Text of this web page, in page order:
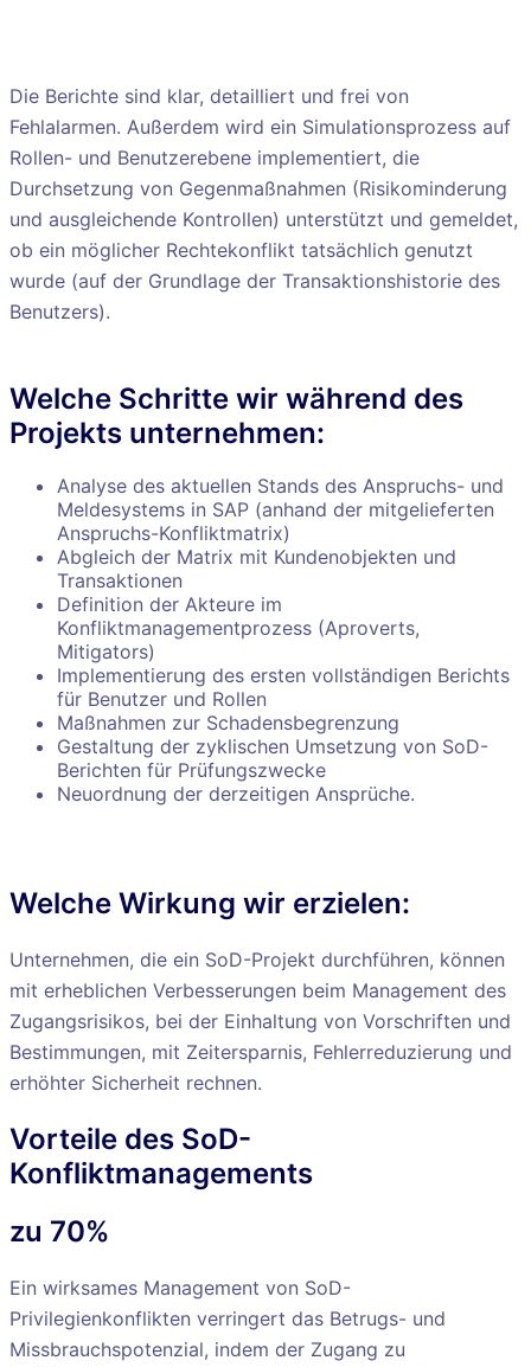
Die Berichte sind klar, detailliert und frei von
Fehlalarmen. Außerdem wird ein Simulationsprozess auf
Rollen- und Benutzerebene implementiert, die
Durchsetzung von Gegenmaßnahmen (Risikominderung
und ausgleichende Kontrollen) unterstützt und gemeldet,
ob ein möglicher Rechtekonflikt tatsächlich genutzt
wurde (auf der Grundlage der Transaktionshistorie des
Benutzers).
Welche Schritte wir während des
Projekts unternehmen:
Analyse des aktuellen Stands des Anspruchs- und
Meldesystems in SAP (anhand der mitgelieferten
Anspruchs-Konfliktmatrix)
Abgleich der Matrix mit Kundenobjekten und
Transaktionen
Definition der Akteure im
Konfliktmanagementprozess (Aproverts,
Mitigators)
Implementierung des ersten vollständigen Berichts
für Benutzer und Rollen
Maßnahmen zur Schadensbegrenzung
Gestaltung der zyklischen Umsetzung von SoD-
Berichten für Prüfungszwecke
Neuordnung der derzeitigen Ansprüche.
Welche Wirkung wir erzielen:
Unternehmen, die ein SoD-Projekt durchführen, können
mit erheblichen Verbesserungen beim Management des
Zugangsrisikos, bei der Einhaltung von Vorschriften und
Bestimmungen, mit Zeitersparnis, Fehlerreduzierung und
erhöhter Sicherheit rechnen.
Vorteile des SoD-
Konfliktmanagements
zu 70%
Ein wirksames Management von SoD-
Privilegienkonflikten verringert das Betrugs- und
Missbrauchspotenzial, indem der Zugang zu